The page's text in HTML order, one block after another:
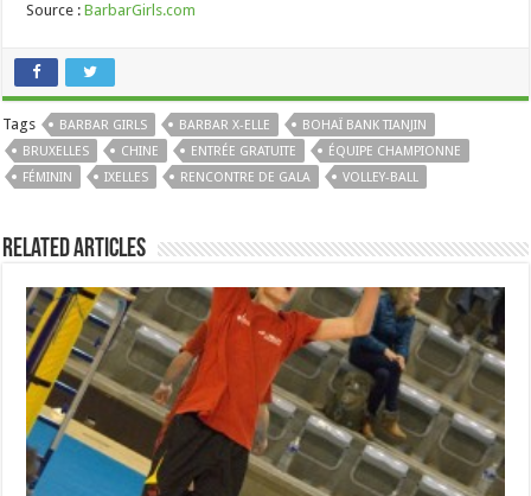
Source :BarbarGirls.com
Tags BARBAR GIRLS BARBAR X-ELLE
BOHAÏ BANK TIANJIN
BRUXELLES
CHINE ENTRÉE GRATUITE
ÉQUIPE CHAMPIONNE
FÉMININ
IXELLES RENCONTRE DE GALA VOLLEY-BALL
Related Articles